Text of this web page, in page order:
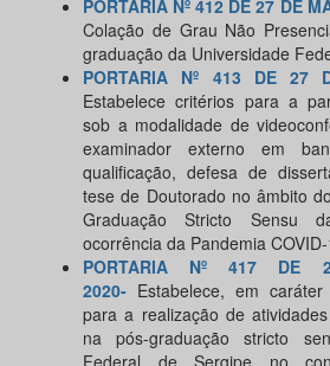
PORTARIA Nº 412 DE 27 DE
Colação de Grau Não
graduação da Universidade
PORTARIA Nº 413 DE 27
Estabelece critérios para a
sob a modalidade de
examinador externo em
qualificação, defesa de
tese de Doutorado no âmbito
Graduação Stricto Sensu
ocorrência da Pandemia
PORTARIA Nº 417 DE
2020- Estabelece, em
para a realização de
na pós-graduação stricto